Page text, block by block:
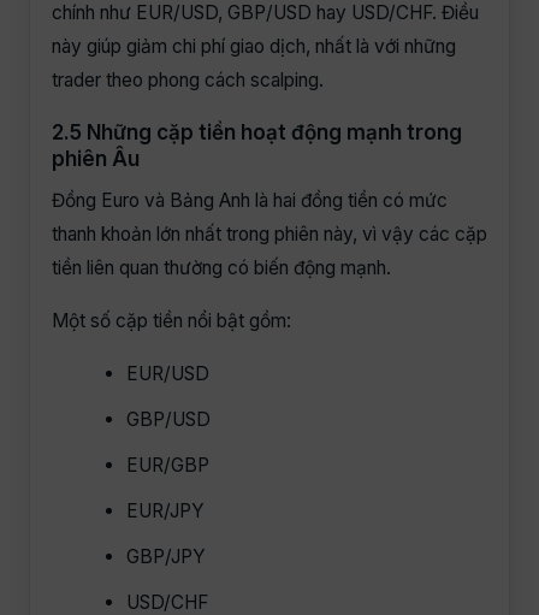
chính như EUR/USD, GBP/USD hay USD/CHF. Điều
này giúp giảm chi phí giao dịch, nhất là với những
trader theo phong cách scalping.
2.5 Những cặp tiền hoạt động mạnh trong
phiên Âu
Đồng Euro và Bảng Anh là hai đồng tiền có mức
thanh khoản lớn nhất trong phiên này, vì vậy các cặp
tiền liên quan thường có biến động mạnh.
Một số cặp tiền nổi bật gồm:
EUR/USD
GBP/USD
EUR/GBP
EUR/JPY
GBP/JPY
USD/CHF